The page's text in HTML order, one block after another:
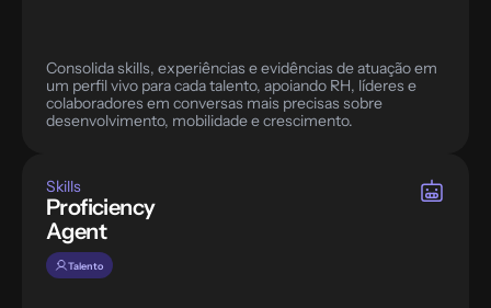
Consolida skills, experiências e evidências de atuação em
um perfil vivo para cada talento, apoiando RH, líderes e
colaboradores em conversas mais precisas sobre
desenvolvimento, mobilidade e crescimento.
Skills
Proficiency
Agent
Talento